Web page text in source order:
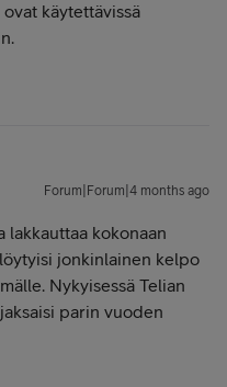
käytettävissä
Forum|Forum|4 months ago
lakkauttaa kokonaan
jonkinlainen kelpo
Nykyisessä Telian
parin vuoden